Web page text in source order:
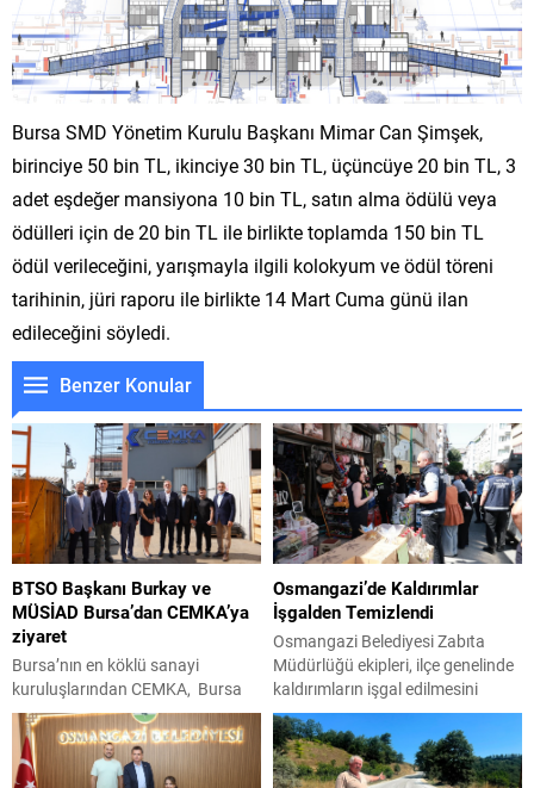
Bursa SMD Yönetim Kurulu Başkanı Mimar Can Şimşek,
birinciye 50 bin TL, ikinciye 30 bin TL, üçüncüye 20 bin TL, 3
adet eşdeğer mansiyona 10 bin TL, satın alma ödülü veya
ödülleri için de 20 bin TL ile birlikte toplamda 150 bin TL
ödül verileceğini, yarışmayla ilgili kolokyum ve ödül töreni
tarihinin, jüri raporu ile birlikte 14 Mart Cuma günü ilan
edileceğini söyledi.
Benzer Konular
BTSO Başkanı Burkay ve
MÜSİAD Bursa’dan CEMKA’ya
ziyaret
Bursa’nın en köklü sanayi
kuruluşlarından CEMKA, Bursa
Ticaret ve Sanayi Odası (BTSO)
Başkanı İbrahim Burkay, MÜSİAD
Bursa Şube Başkanı Alparslan
Osmangazi’de Kaldırımlar
İşgalden Temizlendi
Osmangazi Belediyesi Zabıta
Müdürlüğü ekipleri, ilçe genelinde
kaldırımların işgal edilmesini
önlemek amacıyla denetimlerini
aralıksız sürdürüyor. Son
gerçekleştirilen denetimlerde